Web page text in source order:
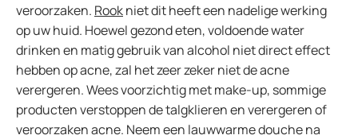
veroorzaken. Rookniet dit heeft een nadelige werking
op uw huid. Hoewel gezond eten, voldoende water
drinken en matig gebruik van alcohol niet direct effect
hebben op acne, zal het zeer zeker niet de acne
verergeren. Wees voorzichtig met make-up, sommige
producten verstoppen de talgklieren en verergeren of
veroorzaken acne. Neem een lauwwarme douche na